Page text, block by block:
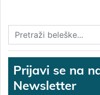
Prijavi se na
Newsletter